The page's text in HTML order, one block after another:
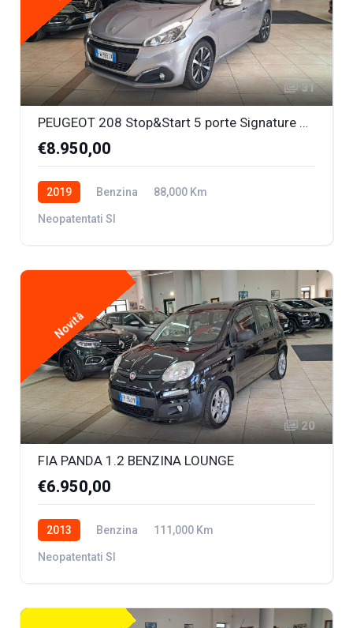
31
PEUGEOT 208 Stop&Start 5 porte Signature 1.2 BENZ. OK NEOPATENTATI
€8.950,00
2019 Benzina 88,000 Km
Neopatentati SI
Novità
20
FIA PANDA 1.2 BENZINA LOUNGE
€6.950,00
2013 Benzina 111,000 Km
Neopatentati SI